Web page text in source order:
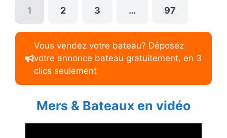
1 2 3 … 97
Vous vendez votre bateau? Déposez
votre annonce bateau gratuitement, en 3
clics seulement
Mers & Bateaux en vidéo